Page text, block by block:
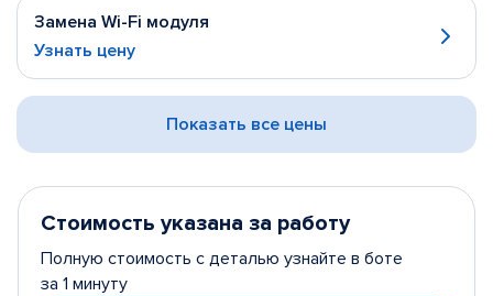
Замена Wi-Fi модуля
Узнать цену
Показать все цены
Стоимость указана за работу
Полную стоимость с деталью узнайте в боте
за 1 минуту